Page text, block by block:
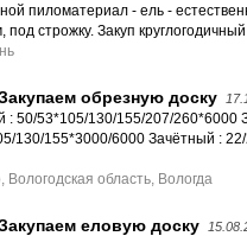
пиломатериал - ель -
строжку. Закуп
обрезную доску
: 50/53*105/130/155/207/260*6000
130/155*3000/6000 Зачётный :
Вологодская область, Вологда
еловую доску